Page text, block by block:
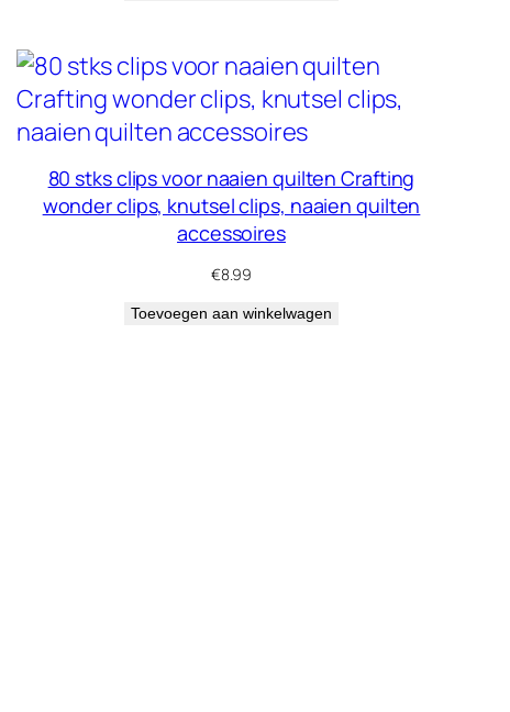
80 stks clips voor naaien quilten Crafting
wonder clips, knutsel clips, naaien quilten
accessoires
€8.99
Toevoegen aan winkelwagen